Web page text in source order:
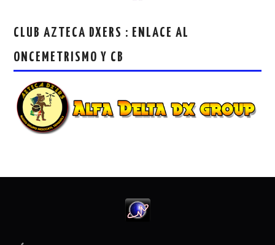
CLUB AZTECA DXERS : ENLACE AL
ONCEMETRISMO Y CB